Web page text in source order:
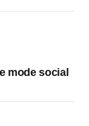
mode social